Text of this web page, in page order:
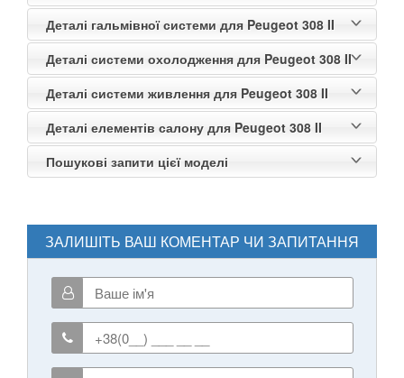
Деталі гальмівної системи для Peugeot 308 II
Деталі системи охолодження для Peugeot 308 II
Деталі системи живлення для Peugeot 308 II
Деталі елементів салону для Peugeot 308 II
Пошукові запити цієї моделі
ЗАЛИШІТЬ ВАШ КОМЕНТАР ЧИ ЗАПИТАННЯ